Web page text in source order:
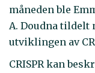
måneden ble
A. Doudna
utviklingen av
CRISPR kan